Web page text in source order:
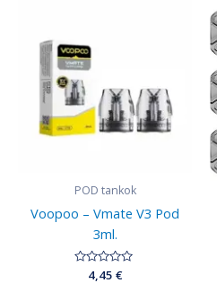
POD tankok
Voopoo – Vmate V3 Pod
3ml.
Értékelés:
4,45 €